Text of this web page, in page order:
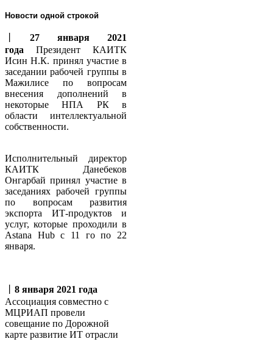
Новости одной строкой
27 января 2021
года Президент КАИТК
Исин Н.К. принял участие в
заседании рабочей группы в
Мажилисе по вопросам
внесения дополнений в
некоторые НПА РК в
области интеллектуальной
собственности.
Исполнительный директор
КАИТК Данебеков
Онгарбай принял участие в
заседаниях рабочей группы
по вопросам развития
экспорта ИТ-продуктов и
услуг, которые проходили в
Аstana Hub с 11 го по 22
января.
8 января 2021 года
Ассоциация совместно с
МЦРИАП провели
совещание по Дорожной
карте развитие ИТ отрасли